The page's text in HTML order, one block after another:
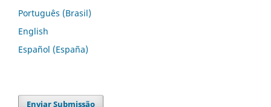
Português (Brasil)
English
Español (España)
Enviar Submissão